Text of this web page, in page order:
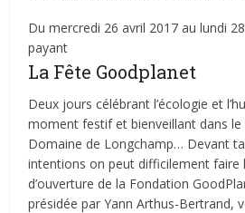
Du mercredi 26 avril 2017 au lundi
payant
La Fête Goodplanet
Deux jours célébrant l’écologie et
moment festif et bienveillant dans le
Domaine de Longchamp… Devant
intentions on peut difficilement faire
d’ouverture de la Fondation
présidée par Yann Arthus-Bertrand,